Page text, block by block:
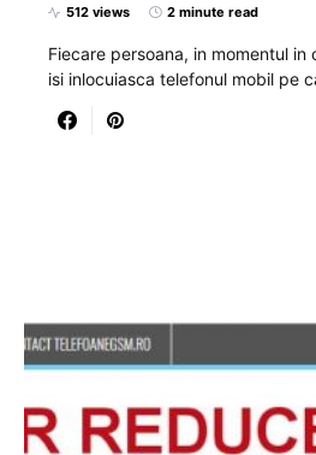
512 views 2 minute read
Fiecare persoana, in momentul in
isi inlocuiasca telefonul mobil pe